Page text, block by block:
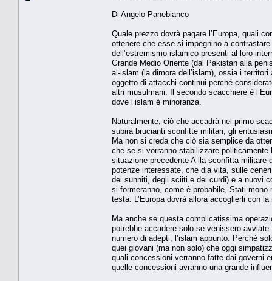
Di Angelo Panebianco
Quale prezzo dovrà pagare l’Europa, quali
ottenere che esse si impegnino a
dell’estremismo islamico presenti al loro
Grande Medio Oriente (dal Pakistan alla
al-islam (la dimora dell’islam), ossia i
oggetto di attacchi continui perché
altri musulmani. Il secondo scacchiere è
dove l’islam è minoranza.
Naturalmente, ciò che accadrà nel primo
subirà brucianti sconfitte militari, gli
Ma non si creda che ciò sia semplice da
che se si vorranno stabilizzare
situazione precedente A lla sconfitta
potenze interessate, che dia vita, sulle
dei sunniti, degli sciiti e dei curdi) e a nuovi
si formeranno, come è probabile, Stati
testa. L’Europa dovrà allora accoglierli con
Ma anche se questa complicatissima
potrebbe accadere solo se venissero
numero di adepti, l’islam appunto. Perché
quei giovani (ma non solo) che oggi
quali concessioni verranno fatte dai governi
quelle concessioni avranno una grande